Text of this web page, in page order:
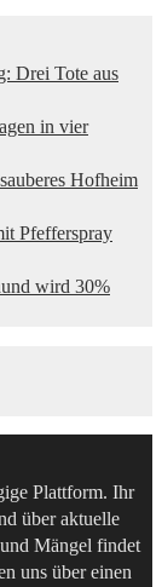
Drei Tote aus
in vier
Hofheim
Pfefferspray
wird 30%
Plattform. Ihr
über aktuelle
Mängel findet
uns über einen